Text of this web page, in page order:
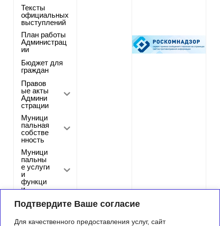
Подтвердите Ваше согласие
Для качественного предоставления услуг, сайт
Тексты
официальных
выступлений
План работы
Администрац
ии
Бюджет для
граждан
Правов
ые акты
Админи
страции
Муници
пальная
собстве
нность
Муници
пальны
е услуги
и
функци
и
Кадрова
я